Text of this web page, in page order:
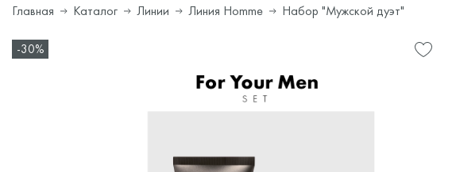
Главная Каталог Линии Линия Homme Набор "Мужской дуэт"
-30%